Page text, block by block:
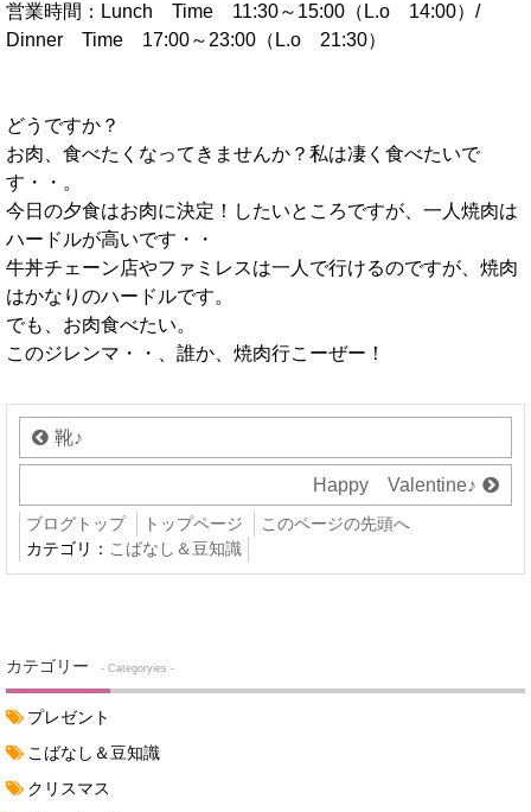
営業時間：Lunch Time 11:30～15:00（L.o 14:00）/
Dinner Time 17:00～23:00（L.o 21:30）
どうですか？
お肉、食べたくなってきませんか？私は凄く食べたいで
す・・。
今日の夕食はお肉に決定！したいところですが、一人焼肉は
ハードルが高いです・・
牛丼チェーン店やファミレスは一人で行けるのですが、焼肉
はかなりのハードルです。
でも、お肉食べたい。
このジレンマ・・、誰か、焼肉行こーぜー！
靴♪
Happy Valentine♪
ブログトップ トップページ
このページの先頭へ
カテゴリ： こばなし＆豆知識
カテゴリー - Categoryies -
プレゼント
こばなし＆豆知識
クリスマス